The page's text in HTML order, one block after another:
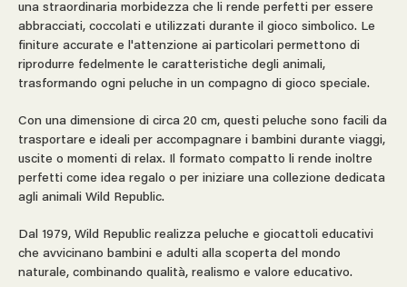
una straordinaria morbidezza che li rende perfetti per essere
abbracciati, coccolati e utilizzati durante il gioco simbolico. Le
finiture accurate e l'attenzione ai particolari permettono di
riprodurre fedelmente le caratteristiche degli animali,
trasformando ogni peluche in un compagno di gioco speciale.
Con una dimensione di circa 20 cm, questi peluche sono facili da
trasportare e ideali per accompagnare i bambini durante viaggi,
uscite o momenti di relax. Il formato compatto li rende inoltre
perfetti come idea regalo o per iniziare una collezione dedicata
agli animali Wild Republic.
Dal 1979, Wild Republic realizza peluche e giocattoli educativi
che avvicinano bambini e adulti alla scoperta del mondo
naturale, combinando qualità, realismo e valore educativo.